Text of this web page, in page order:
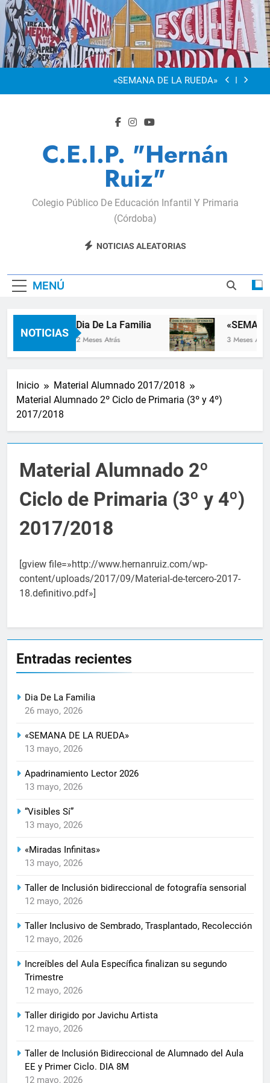
Saltar
al
contenido
“Visibles Sí”
Dia De La Familia
«SEMANA DE LA RUEDA»
Dia De La Familia
«SEMANA DE LA RUEDA»
Apadrinamiento Lector 2026
C.E.I.P. "Hernán
Ruiz"
Colegio Público De Educación Infantil Y Primaria
(Córdoba)
NOTICIAS ALEATORIAS
MENÚ
NOTICIAS
Dia De La Familia
2 Meses Atrás 3 Meses Atrás
Inicio
Material Alumnado 2017/2018
Material Alumnado 2º Ciclo de Primaria (3º y 4º)
2017/2018
Material Alumnado 2º
Ciclo de Primaria (3º y 4º)
2017/2018
[gview file=»http://www.hernanruiz.com/wp-
content/uploads/2017/09/Material-de-tercero-2017-
18.definitivo.pdf»]
Entradas recientes
Dia De La Familia
26 mayo, 2026
«SEMANA DE LA RUEDA»
13 mayo, 2026
Apadrinamiento Lector 2026
13 mayo, 2026
“Visibles Sí”
13 mayo, 2026
«Miradas Infinitas»
13 mayo, 2026
Taller de Inclusión bidireccional de fotografía sensorial
12 mayo, 2026
Taller Inclusivo de Sembrado, Trasplantado, Recolección
12 mayo, 2026
Increíbles del Aula Específica finalizan su segundo
Trimestre
12 mayo, 2026
Taller dirigido por Javichu Artista
12 mayo, 2026
Taller de Inclusión Bidireccional de Alumnado del Aula
EE y Primer Ciclo. DIA 8M
12 mayo, 2026